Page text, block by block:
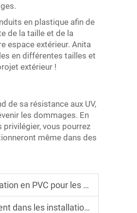
en plastique afin de
de la taille et de la
espace extérieur. Anita
en différentes tailles et
extérieur !
de sa résistance aux UV,
les dommages. En
vous pourrez
même dans des
les projets de rénovation
électriques souterraines